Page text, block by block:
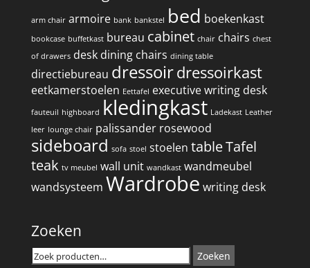
arm chair armoire bank bankstel bed boekenkast
bookcase buffetkast bureau cabinet chair chairs chest
of drawers desk dining chairs dining table
directiebureau dressoirdressoirkast
eetkamerstoelen Eettafel executive writing desk
fauteuil highboard kledingkast Ladekast Leather
leer lounge chair palissander rosewood
sideboard sofa stoel stoelen tableTafel
teak tv meubel wall unit wandkast wandmeubel
wandsysteem Wardrobe writing desk
Zoeken
Zoeken
Zoeken